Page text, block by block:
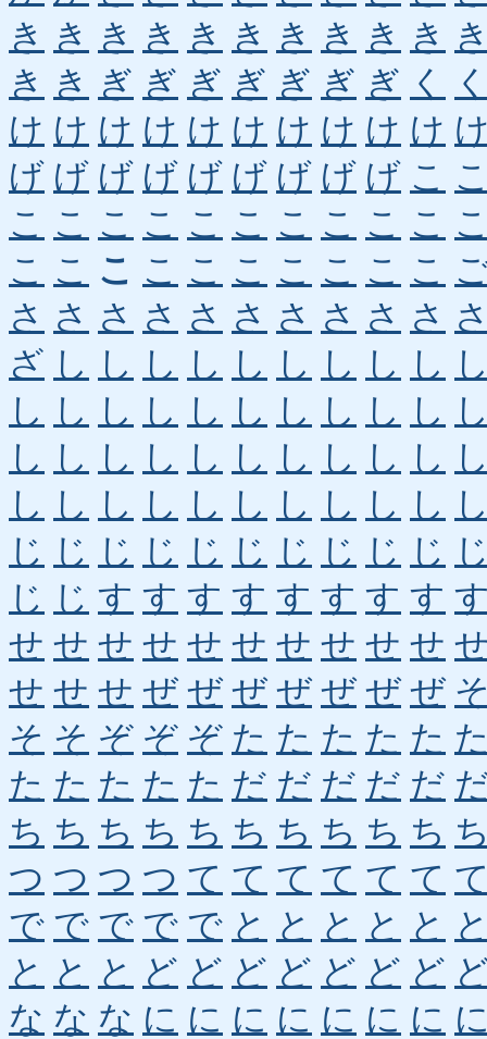
き き き き き き き き き き
き き ぎ ぎ ぎ ぎ ぎ ぎ ぎ く
け け け け け け け け け け
げ げ げ げ げ げ げ げ げ こ
こ こ こ こ こ こ こ こ こ こ
こ こ こ こ こ こ こ こ こ こ
さ さ さ さ さ さ さ さ さ さ
ざ し し し し し し し し し
し し し し し し し し し し
し し し し し し し し し し
し し し し し し し し し し
じ じ じ じ じ じ じ じ じ じ
じ じ す す す す す す す す
せ せ せ せ せ せ せ せ せ せ
せ せ せ ぜ ぜ ぜ ぜ ぜ ぜ ぜ
そ そ ぞ ぞ ぞ た た た た た
た た た た た だ だ だ だ だ
ち ち ち ち ち ち ち ち ち ち
つ つ つ つ て て て て て て
で で で で で と と と と と
と と と ど ど ど ど ど ど ど
な な な に に に に に に に